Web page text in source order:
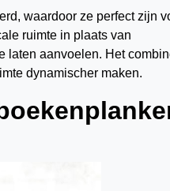
waardoor ze perfect zijn
ruimte in plaats van
laten aanvoelen. Het
dynamischer maken.